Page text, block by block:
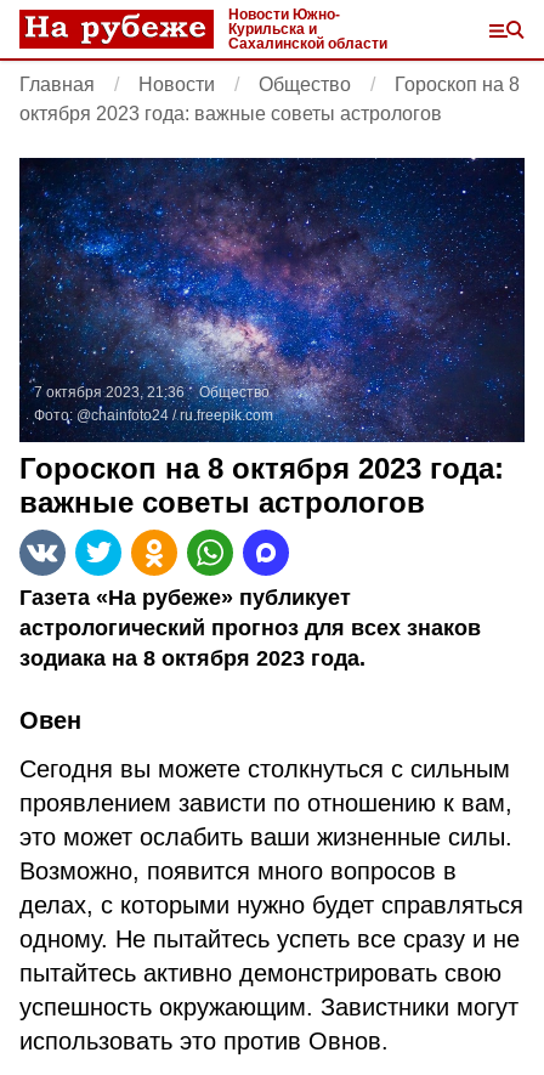
Новости Южно-
Курильска и
Сахалинской области
Главная Новости Общество
Гороскоп на 8
октября 2023 года: важные советы астрологов
7 октября 2023, 21:36
Общество
Фото:@chainfoto24 /ru.freepik.com
Гороскоп на 8 октября 2023 года:
важные советы астрологов
Газета «На рубеже» публикует
астрологический прогноз для всех знаков
зодиака на 8 октября 2023 года.
Овен
Сегодня вы можете столкнуться с сильным
проявлением зависти по отношению к вам,
это может ослабить ваши жизненные силы.
Возможно, появится много вопросов в
делах, с которыми нужно будет справляться
одному. Не пытайтесь успеть все сразу и не
пытайтесь активно демонстрировать свою
успешность окружающим. Завистники могут
использовать это против Овнов.